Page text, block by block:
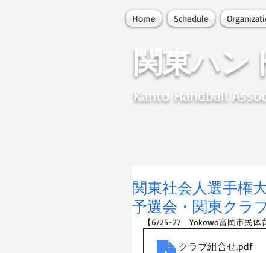
Home Schedule
関東ハン
Kanto Handball
関東社会人選手権
予選会・関東クラ
【6/25-27　Yokowo富岡市民体
クラブ組合せ.pdf